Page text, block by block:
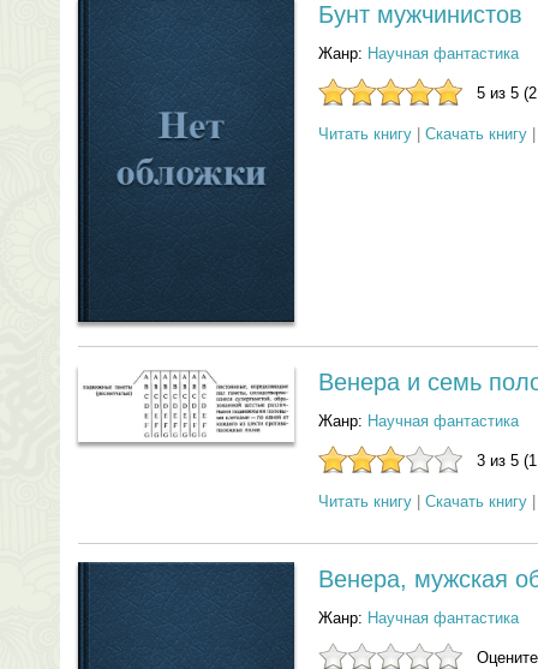
Бунт мужчинистов
Жанр: Научная фантастика
5 из 5
Читать книгу Скачать книгу
Венера и семь
Жанр: Научная фантастика
3 из 5
Читать книгу Скачать книгу
Венера, мужская
Жанр: Научная фантастика